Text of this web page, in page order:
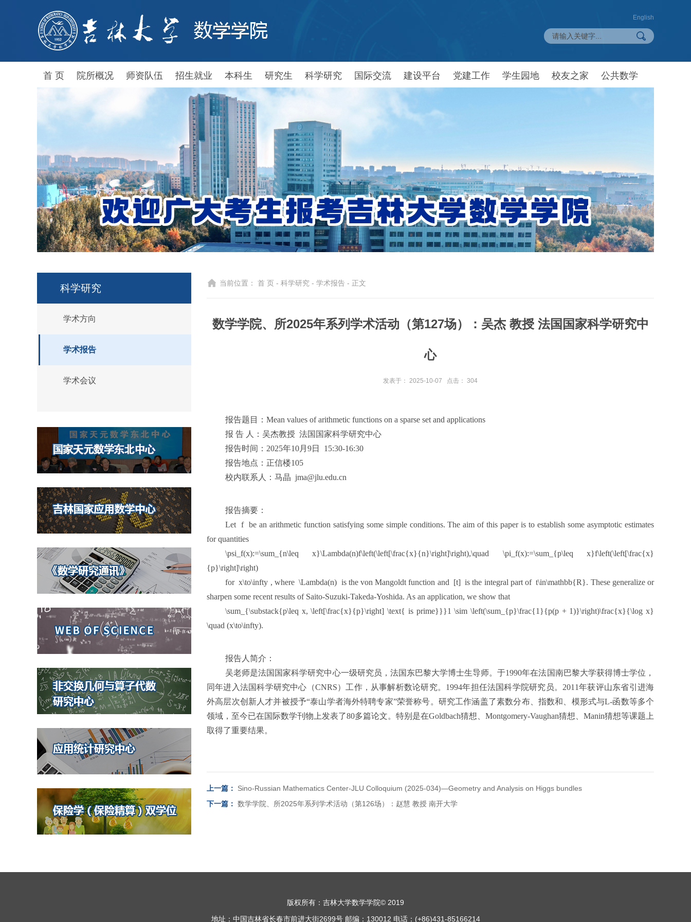
English
首 页 院所概况 师资队伍 招生就业 本科生 研究生 科学研究 国际交流 建设平台 党建工作 学生园地 校友之家 公共数学
科学研究
学术方向
学术报告
学术会议
当前位置： 首 页 - 科学研究 - 学术报告 - 正文
数学学院、所2025年系列学术活动（第127场）：吴杰 教授 法国国家科学研究中
心
发表于： 2025-10-07 点击： 304
报告题目：Mean values of arithmetic functions on a sparse set and applications
报 告 人：吴杰教授 法国国家科学研究中心
报告时间：2025年10月9日 15:30-16:30
报告地点：正信楼105
校内联系人：马晶 jma@jlu.edu.cn
报告摘要：
Let f be an arithmetic function satisfying some simple conditions. The aim of this paper is to establish some asymptotic estimates
for quantities
\psi_f(x):=\sum_{n\leq x}\Lambda(n)f\left(\left[\frac{x}{n}\right]\right),\quad \pi_f(x):=\sum_{p\leq x}f\left(\left[\frac{x}
{p}\right]\right)
for x\to\infty , where \Lambda(n) is the von Mangoldt function and [t] is the integral part of t\in\mathbb{R}. These generalize or
sharpen some recent results of Saito-Suzuki-Takeda-Yoshida. As an application, we show that
\sum_{\substack{p\leq x, \left[\frac{x}{p}\right] \text{ is prime}}}1 \sim \left(\sum_{p}\frac{1}{p(p + 1)}\right)\frac{x}{\log x}
\quad (x\to\infty).
报告人简介：
吴老师是法国国家科学研究中心一级研究员，法国东巴黎大学博士生导师。于1990年在法国南巴黎大学获得博士学位，
同年进入法国科学研究中心（CNRS）工作，从事解析数论研究。1994年担任法国科学院研究员。2011年获评山东省引进海
外高层次创新人才并被授予“泰山学者海外特聘专家”荣誉称号。研究工作涵盖了素数分布、指数和、模形式与L-函数等多个
领域，至今已在国际数学刊物上发表了80多篇论文。特别是在Goldbach猜想、Montgomery-Vaughan猜想、Manin猜想等课题上
取得了重要结果。
上一篇： Sino-Russian Mathematics Center-JLU Colloquium (2025-034)—Geometry and Analysis on Higgs bundles
下一篇： 数学学院、所2025年系列学术活动（第126场）：赵慧 教授 南开大学
版权所有：吉林大学数学学院© 2019
地址：中国吉林省长春市前进大街2699号 邮编：130012 电话：(+86)431-85166214